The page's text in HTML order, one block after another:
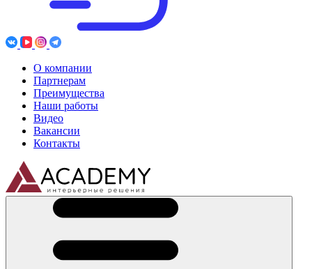
О компании
Партнерам
Преимущества
Наши работы
Видео
Вакансии
Контакты